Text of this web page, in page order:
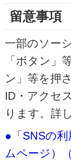
留意事項
一部のソー
「ボタン」
ン」等を押
ID・アクセ
ります。詳
●「SNSの
ムページ）